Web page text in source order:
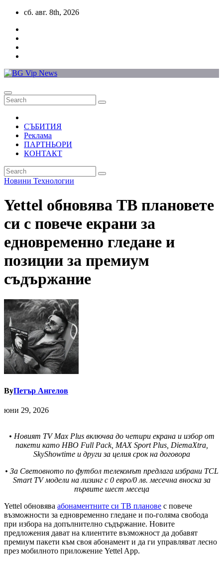
Skip
content
сб. авг. 8th, 2026
СЪБИТИЯ
Реклама
ПАРТНЬОРИ
КОНТАКТ
Новини Технологии
Yettel обновява ТВ плановете
си с повече екрани за
едновременно гледане и
позиции за премиум
съдържание
ByПетър Ангелов
юни 29, 2026
• Новият TV Max Plus включва до четири екрана и избор от
пакети като HBO Full Pack, MAX Sport Plus, DiemaXtra,
SkyShowtime и други за целия срок на договора
• За Световното по футбол телекомът предлага избрани TCL
Smart TV модели на лизинг с 0 евро/0 лв. месечна вноска за
първите шест месеца
Yettel обновява абонаментните си ТВ планове с повече
възможности за едновременно гледане и по-голяма свобода
при избора на допълнително съдържание. Новите
предложения дават на клиентите възможност да добавят
премиум пакети към своя абонамент и да ги управляват лесно
през мобилното приложение Yettel App.